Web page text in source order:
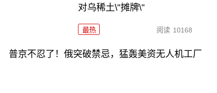
对乌稀土\"摊牌\"
最热 阅读 10168
普京不忍了！俄突破禁忌，猛轰美资无人机工厂